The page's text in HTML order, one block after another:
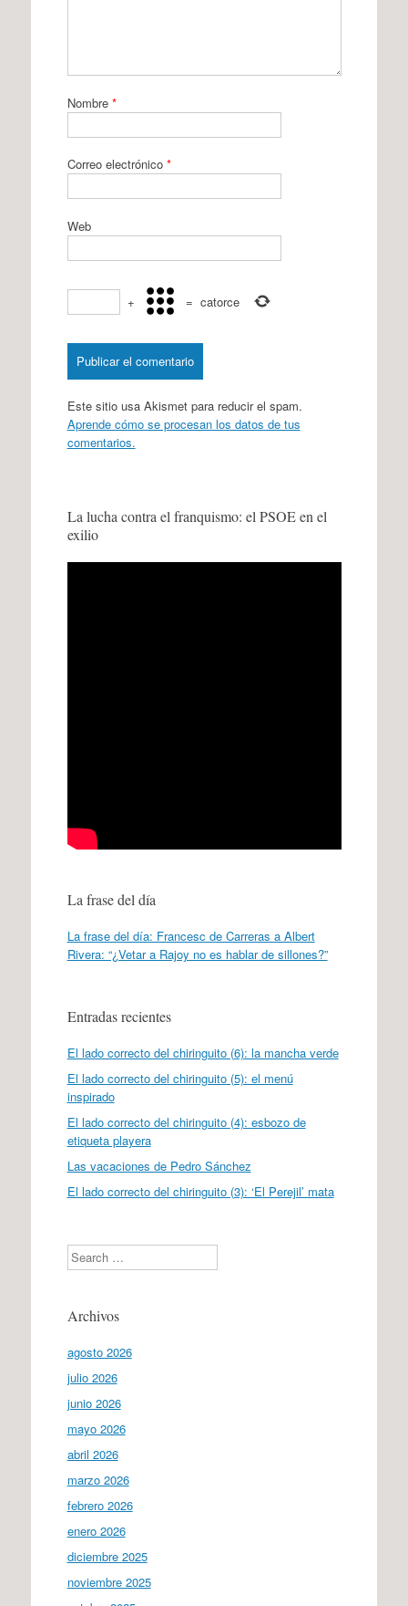
Nombre *
Correo electrónico *
Web
+ = catorce
Este sitio usa Akismet para reducir el spam.
Aprende cómo se procesan los datos de tus
comentarios.
La lucha contra el franquismo: el PSOE en el
exilio
La frase del día
La frase del día: Francesc de Carreras a Albert
Rivera: “¿Vetar a Rajoy no es hablar de sillones?”
Entradas recientes
El lado correcto del chiringuito (6): la mancha verde
El lado correcto del chiringuito (5): el menú
inspirado
El lado correcto del chiringuito (4): esbozo de
etiqueta playera
Las vacaciones de Pedro Sánchez
El lado correcto del chiringuito (3): ‘El Perejil’ mata
Search
Archivos
agosto 2026
julio 2026
junio 2026
mayo 2026
abril 2026
marzo 2026
febrero 2026
enero 2026
diciembre 2025
noviembre 2025